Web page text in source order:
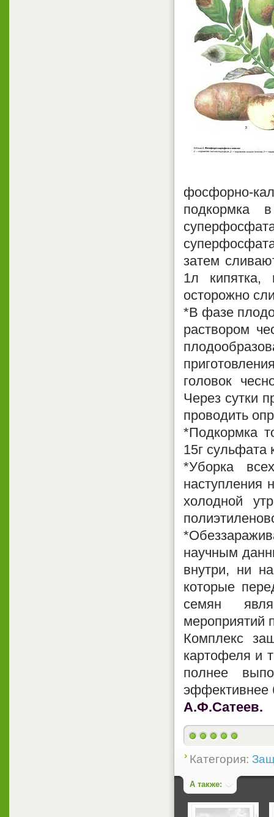
фосфорно-
подкормка
затем
1л кипятка,
осторожно
*В фазе
раствором
головок
Через сутки
проводить
*Подкормка
15г сульфата
*Уборка
наступления
холодной
научным
внутри, ни
которые
семян
мероприятий
Комплекс
картофеля и
полнее
эффективнее
А.Ф.Сатеев.
Категория:
А также: